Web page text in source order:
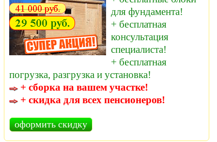
для фундамента!
+ бесплатная
консультация
специалиста!
+ бесплатная
погрузка, разгрузка и установка!
+ сборка на вашем участке!
+ скидка для всех пенсионеров!
оформить скидку